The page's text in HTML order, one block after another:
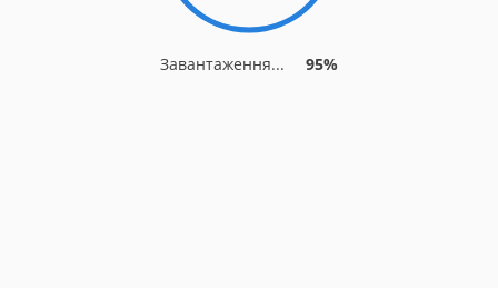
Завантаження... 95%